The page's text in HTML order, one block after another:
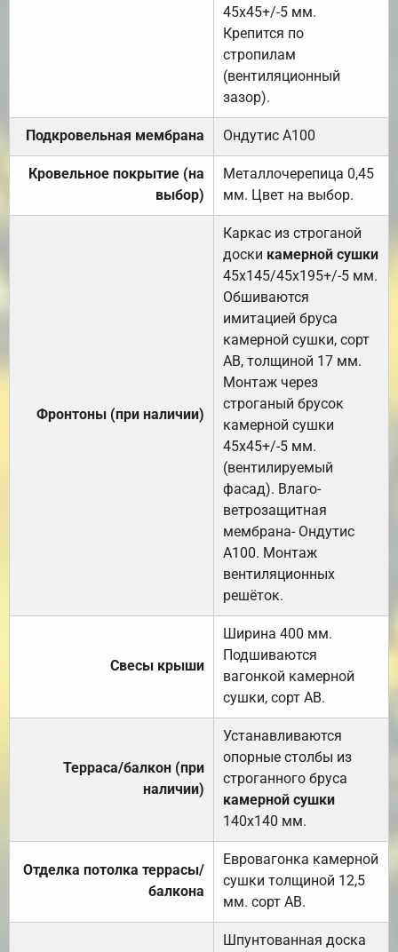
45х45+/-5 мм.
Крепится по
стропилам
(вентиляционный
зазор).
Подкровельная мембрана Ондутис А100
Кровельное покрытие (на
выбор)
Металлочерепица 0,45
мм. Цвет на выбор.
Фронтоны (при наличии)
Каркас из строганой
доски камерной сушки
45х145/45х195+/-5 мм.
Обшиваются
имитацией бруса
камерной сушки, сорт
АВ, толщиной 17 мм.
Монтаж через
строганый брусок
камерной сушки
45х45+/-5 мм.
(вентилируемый
фасад). Влаго-
ветрозащитная
мембрана- Ондутис
А100. Монтаж
вентиляционных
решёток.
Свесы крыши
Ширина 400 мм.
Подшиваются
вагонкой камерной
сушки, сорт АВ.
Терраса/балкон (при
наличии)
Устанавливаются
опорные столбы из
строганного бруса
камерной сушки
140х140 мм.
Отделка потолка террасы/
балкона
Евровагонка камерной
сушки толщиной 12,5
мм. сорт АВ.
Шпунтованная доска